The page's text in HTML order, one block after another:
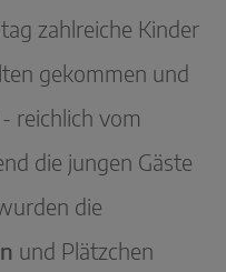
zahlreiche Kinder
gekommen und
reichlich vom
die jungen Gäste
die
und Plätzchen